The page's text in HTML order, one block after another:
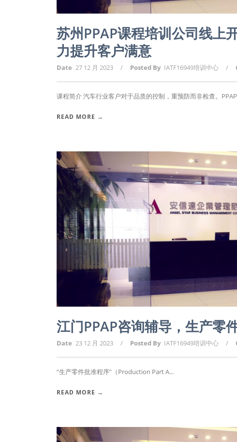
苏州PPAP课程培训公司线上
力提升客户满意
Date 27 12 月 2023 / Posted By IATF16949培训中心 /
课程简介 汽车行业客户对于品质的控制，重预防而非检查。
READ MORE →
江门PPAP咨询辅导，生产零
Date 23 12 月 2023 / Posted By IATF16949培训中心 /
“生产零件批准程序”（Production Part A...
READ MORE →